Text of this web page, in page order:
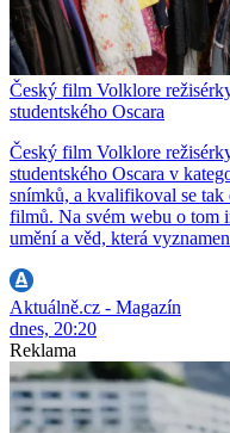
Český film Volklore
studentského Oscara
Český film Volklore
studentského Oscara v
snímků, a kvalifikoval se
filmů. Na svém webu o tom
umění a věd, která
Aktuálně.cz - Magazín
dnes, 20:20
Reklama